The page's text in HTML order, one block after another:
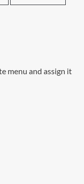
menu and assign it